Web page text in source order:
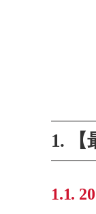
1. 【
1.1.